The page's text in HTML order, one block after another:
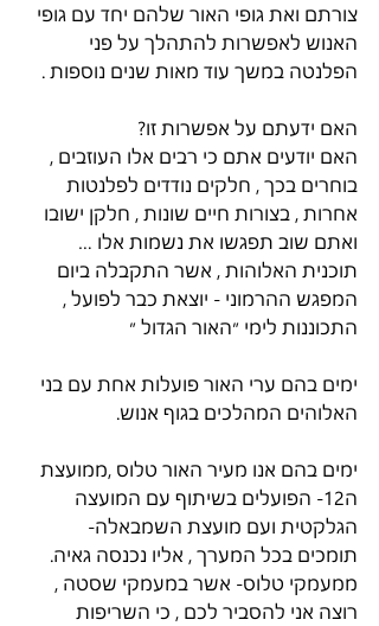
צורתם ואת גופי האור שלהם יחד עם גופי
האנוש לאפשרות להתהלך על פני
הפלנטה במשך עוד מאות שנים נוספות .
האם ידעתם על אפשרות זו?
האם יודעים אתם כי רבים אלו העוזבים ,
בוחרים בכך , חלקים נודדים לפלנטות
אחרות , בצורות חיים שונות , חלקן ישובו
ואתם שוב תפגשו את נשמות אלו …
תוכנית האלוהות , אשר התקבלה ביום
המפגש ההרמוני - יוצאת כבר לפועל ,
התכוננות לימי ״האור הגדול ״
ימים בהם ערי האור פועלות אחת עם בני
האלוהים המהלכים בגוף אנוש.
ימים בהם אנו מעיר האור טלוס ,ממועצת
ה12- הפועלים בשיתוף עם המועצה
הגלקטית ועם מועצת השמבאלה-
תומכים בכל המערך , אליו נכנסה גאיה.
ממעמקי טלוס- אשר במעמקי שסטה ,
רוצה אני להסביר לכם , כי השריפות